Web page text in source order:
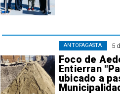
5
Foco de
Entierran
ubicado a
ANTOFAGASTA